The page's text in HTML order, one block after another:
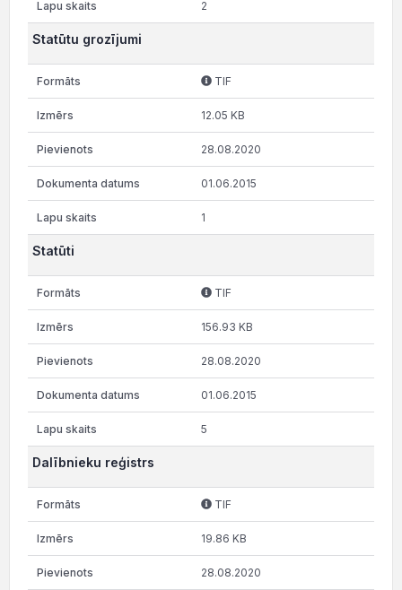
2
Statūtu grozījumi
TIF
12.05 KB
28.08.2020
01.06.2015
1
Statūti
TIF
156.93 KB
28.08.2020
01.06.2015
5
Dalībnieku reģistrs
TIF
19.86 KB
28.08.2020